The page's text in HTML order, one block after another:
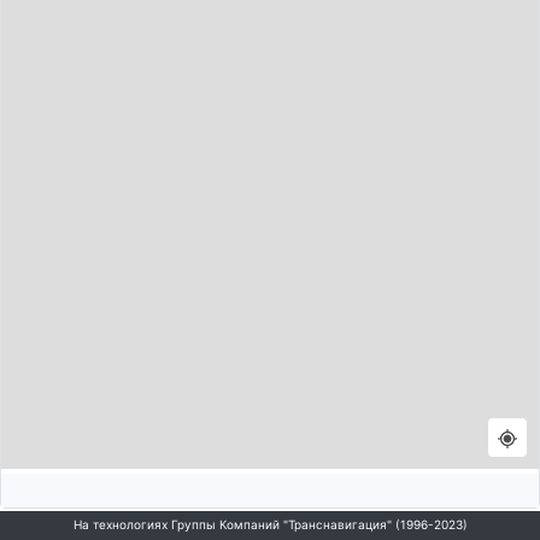
На технологиях Группы Компаний "Транснавигация" (1996-2023)